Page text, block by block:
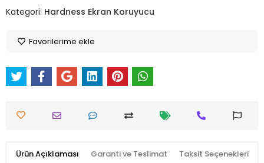
Kategori: Hardness Ekran Koruyucu
Favorilerime ekle
Ürün Açıklaması Garanti ve Teslimat Taksit Seçenekleri